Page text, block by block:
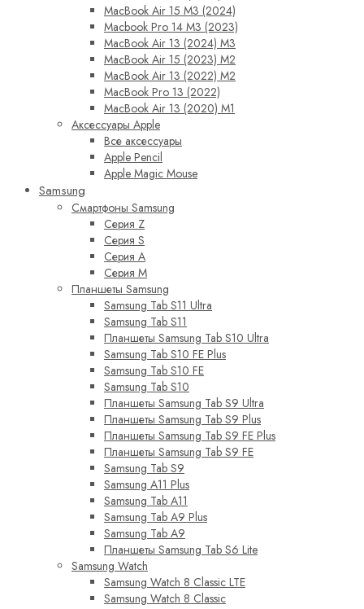
MacBook Air 15 M3 (2024)
Macbook Pro 14 M3 (2023)
MacBook Air 13 (2024) M3
MacBook Air 15 (2023) M2
MacBook Air 13 (2022) M2
MacBook Pro 13 (2022)
MacBook Air 13 (2020) M1
Аксессуары Apple
Все аксессуары
Apple Pencil
Apple Magic Mouse
Samsung
Смартфоны Samsung
Серия Z
Серия S
Серия A
Серия M
Планшеты Samsung
Samsung Tab S11 Ultra
Samsung Tab S11
Планшеты Samsung Tab S10 Ultra
Samsung Tab S10 FE Plus
Samsung Tab S10 FE
Samsung Tab S10
Планшеты Samsung Tab S9 Ultra
Планшеты Samsung Tab S9 Plus
Планшеты Samsung Tab S9 FE Plus
Планшеты Samsung Tab S9 FE
Samsung Tab S9
Samsung A11 Plus
Samsung Tab A11
Samsung Tab A9 Plus
Samsung Tab A9
Планшеты Samsung Tab S6 Lite
Samsung Watch
Samsung Watch 8 Classic LTE
Samsung Watch 8 Classic